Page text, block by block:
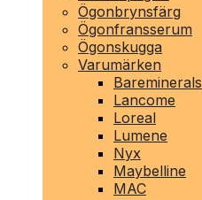
Ögonbrynsfärg
Ögonfransserum
Ögonskugga
Varumärken
Bareminerals
Lancome
Loreal
Lumene
Nyx
Maybelline
MAC